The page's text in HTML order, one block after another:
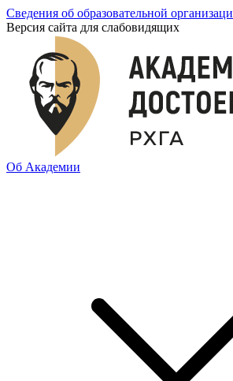
Сведения об образовательной
Версия сайта для слабовидящих
Об Академии